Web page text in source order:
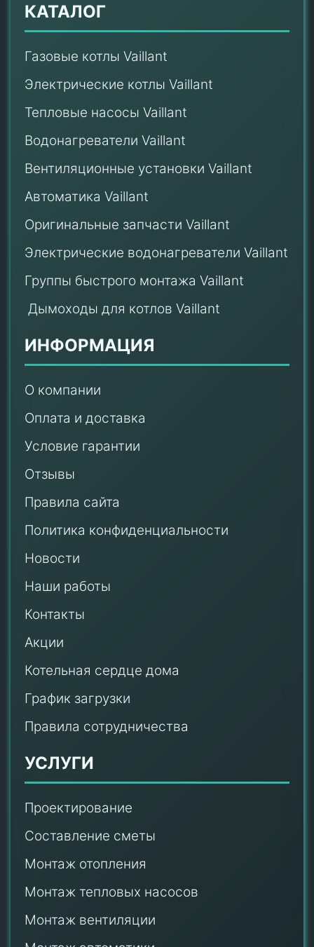
КАТАЛОГ
Газовые котлы Vaillant
Электрические котлы Vaillant
Тепловые насосы Vaillant
Водонагреватели Vaillant
Вентиляционные установки Vaillant
Автоматика Vaillant
Оригинальные запчасти Vaillant
Электрические водонагреватели Vaillant
Группы быстрого монтажа Vaillant
Дымоходы для котлов Vaillant
ИНФОРМАЦИЯ
О компании
Оплата и доставка
Условие гарантии
Отзывы
Правила сайта
Политика конфиденциальности
Новости
Наши работы
Контакты
Акции
Котельная сердце дома
График загрузки
Правила сотрудничества
УСЛУГИ
Проектирование
Составление сметы
Монтаж отопления
Монтаж тепловых насосов
Монтаж вентиляции